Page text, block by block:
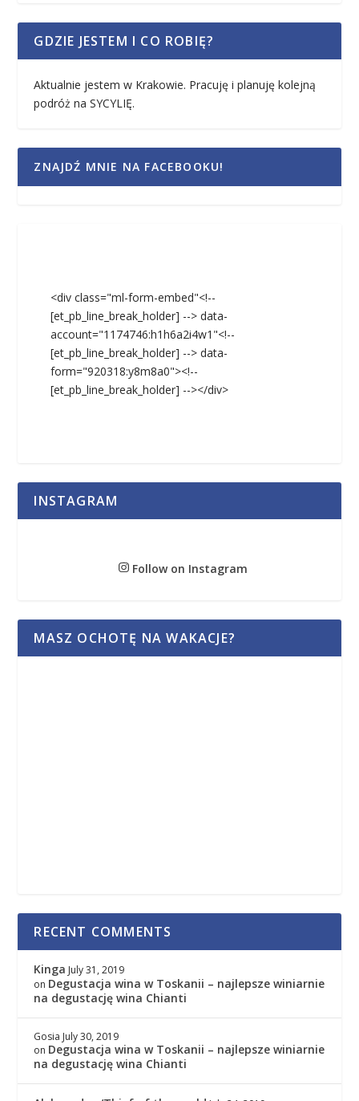
GDZIE JESTEM I CO ROBIĘ?
Aktualnie jestem w Krakowie. Pracuję i planuję kolejną
podróż na SYCYLIĘ.
ZNAJDŹ MNIE NA FACEBOOKU!
<div class="ml-form-embed"<!--
[et_pb_line_break_holder] --> data-
account="1174746:h1h6a2i4w1"<!--
[et_pb_line_break_holder] --> data-
form="920318:y8m8a0"><!--
[et_pb_line_break_holder] --></div>
INSTAGRAM
Follow on Instagram
MASZ OCHOTĘ NA WAKACJE?
RECENT COMMENTS
Kinga July 31, 2019
on Degustacja wina w Toskanii – najlepsze winiarnie
na degustację wina Chianti
Gosia July 30, 2019
on Degustacja wina w Toskanii – najlepsze winiarnie
na degustację wina Chianti